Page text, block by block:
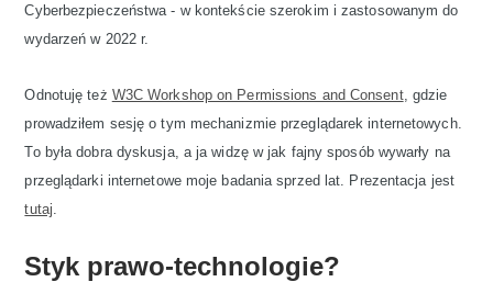
Cyberbezpieczeństwa - w kontekście szerokim i zastosowanym do
wydarzeń w 2022 r.
Odnotuję też W3C Workshop on Permissions and Consent, gdzie
prowadziłem sesję o tym mechanizmie przeglądarek internetowych.
To była dobra dyskusja, a ja widzę w jak fajny sposób wywarły na
przeglądarki internetowe moje badania sprzed lat. Prezentacja jest
tutaj.
Styk prawo-technologie?